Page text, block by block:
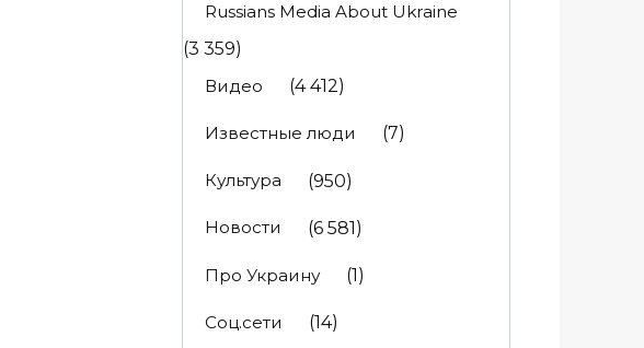
Russians Media About Ukraine
(3 359)
Видео
(4 412)
Известные люди (7)
Культура (950)
Новости (6 581)
Про Украину (1)
Соц.сети (14)